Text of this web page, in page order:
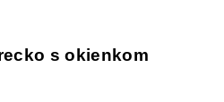
s okienkom